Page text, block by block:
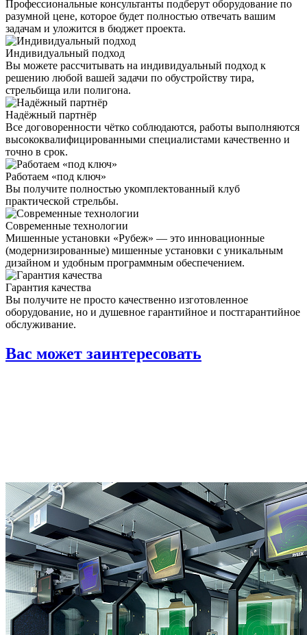
Профессиональные консультанты подберут оборудование по
разумной цене, которое будет полностью отвечать вашим
задачам и уложится в бюджет проекта.
Индивидуальный подход
Вы можете рассчитывать на индивидуальный подход к
решению любой вашей задачи по обустройству тира,
стрельбища или полигона.
Надёжный партнёр
Все договоренности чётко соблюдаются, работы выполняются
высококвалифицированными специалистами качественно и
точно в срок.
Работаем «под ключ»
Вы получите полностью укомплектованный клуб
практической стрельбы.
Современные технологии
Мишенные установки «Рубеж» — это инновационные
(модернизированные) мишенные установки с уникальным
дизайном и удобным программным обеспечением.
Гарантия качества
Вы получите не просто качественно изготовленное
оборудование, но и душевное гарантийное и постгарантийное
обслуживание.
Вас может заинтересовать